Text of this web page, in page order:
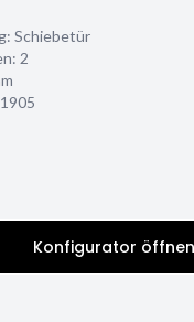
Schiebetür
2
Konfigurator öffnen